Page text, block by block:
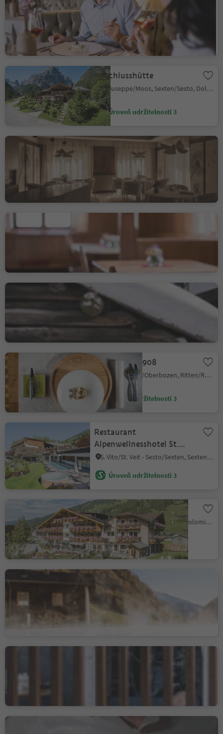
Café
Úroveň udržitelnosti 3
Talschlusshütte
S.Giuseppe/Moos, Sexten/Sesto, Dolomites Region 3 Zinnen
Úroveň udržitelnosti 3
Johannesstube - engel
gourmet&spa
Úroveň udržitelnosti 3
Úroveň udržitelnosti 3
Ütia de Börz
Antermoia/Untermoj, San Martin /San Martino, Dolomites Region Kronplatz/Plan de Corones
Úroveň udržitelnosti 3
Restaurant 1908
Soprabolzano/Oberbozen, Ritten/Renon, Bolzano/Bozen and environs
Úroveň udržitelnosti 3
Restaurant
Alpenwellnesshotel St.
Veit
S. Vito/St. Veit - Sesto/Sexten, Sexten/Sesto, Dolomites Region 3 Zinnen
Úroveň udržitelnosti 3
Bistro Waldheim
Sesto/Sexten, Sexten/Sesto, Dolomites Region 3 Zinnen
Úroveň udržitelnosti 3
Tonzhaus Hotel &
Pizzeria
Madonna/Unser Frau, Schnals/Senales, Vinschgau/Val Venosta
Úroveň udržitelnosti 3
Úroveň udržitelnosti 3
Vinzenz - zum feinen